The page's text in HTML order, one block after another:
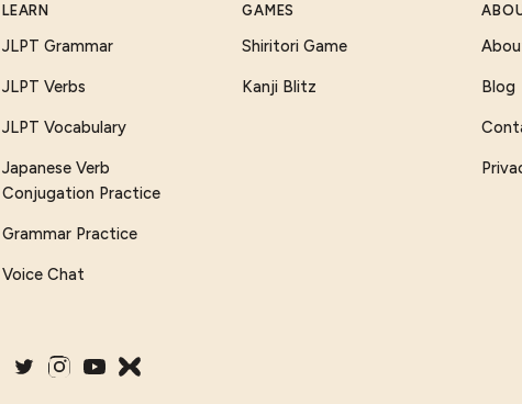
LEARN
JLPT Grammar
JLPT Verbs
JLPT Vocabulary
Japanese Verb
Conjugation Practice
Grammar Practice
Voice Chat
GAMES
Shiritori Game
Kanji Blitz Blog